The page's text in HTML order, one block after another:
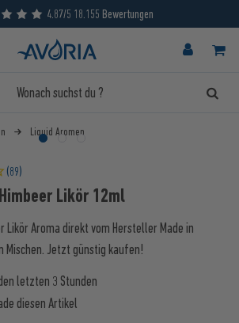
4.87/5 18.155 Bewertungen
Liquid Aromen
(89)
Likör 12ml
Likör Aroma direkt vom Hersteller Made in
Mischen. Jetzt günstig kaufen!
letzten 3 Stunden
diesen Artikel